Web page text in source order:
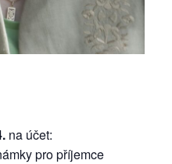
na účet:
pro příjemce